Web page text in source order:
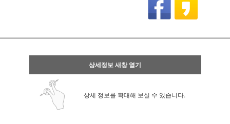
상세정보 새창 열기
상세 정보를 확대해 보실 수 있습니다.